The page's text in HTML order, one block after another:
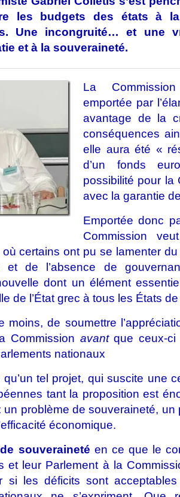
les budgets des états à
Une incongruité… et une
et à la souveraineté.
La
emportée par
avantage de la
conséquences
elle aura été «
d’un fonds
possibilité pour la
avec la garantie
Emportée donc
Commission
où certains ont pu se lamenter
et de l’absence de
dont un élément
de l’État grec à tous les États
moins, de soumettre
Commission avantque ceux-
nationaux
tel projet, qui suscite une
tant la proposition est
un problème de souveraineté, un
économique.
souveraineté en ce que le
et leur Parlement à la
si les déficits sont